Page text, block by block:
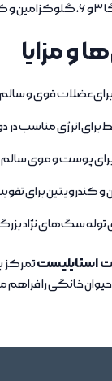
کند.
و مزایا
برای عضلات قوی و سالم
انرژی مناسب در
کندرویتین برای
سگ‌های نژاد بزرگ
استایلیستتمرکز
حیوان خانگی را فراهم